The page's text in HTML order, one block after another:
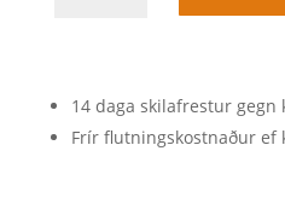
14 daga skilafrestur gegn
Frír flutningskostnaður ef